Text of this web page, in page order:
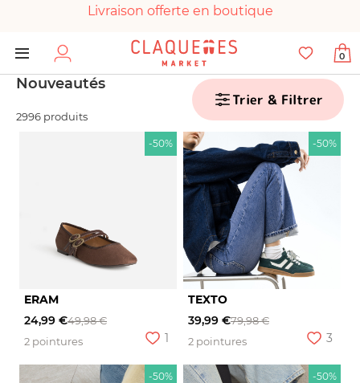
Livraison offerte en boutique
Paiement 100% sécurisé
Chaussures garanties en parfait état
0
Nouveautés
2996 produits
Trier & Filtrer
-50%
ERAM
24,99 €49,98 €
2 pointures
1
-50%
TEXTO
39,99 €79,98 €
2 pointures
3
-50% -50%